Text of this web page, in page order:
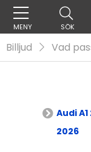
MENY SÖK
Billjud Vad
Audi A1
2026